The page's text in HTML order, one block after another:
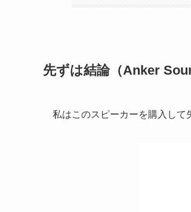
先ずは結論（Anker
私はこのスピーカーを購入して